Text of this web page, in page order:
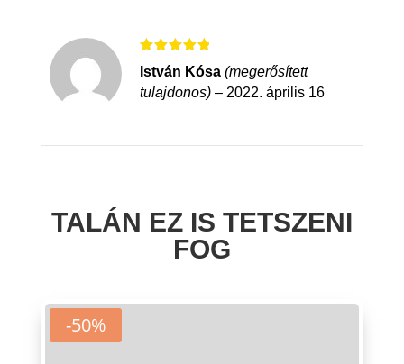
Értékelés:
5/ 5
István Kósa (megerősített
tulajdonos) – 2022. április 16
TALÁN EZ IS TETSZENI
FOG
-50%